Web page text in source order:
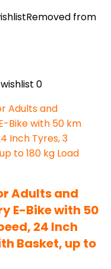
Removed from
0
Adults and
E-Bike with 50
24 Inch
Basket, up to